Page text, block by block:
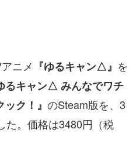
ニメ 『ゆるキャン△』 を
るキャン△ みんなでワチ
ク！』 のSteam版を、3
た。価格は3480円（税